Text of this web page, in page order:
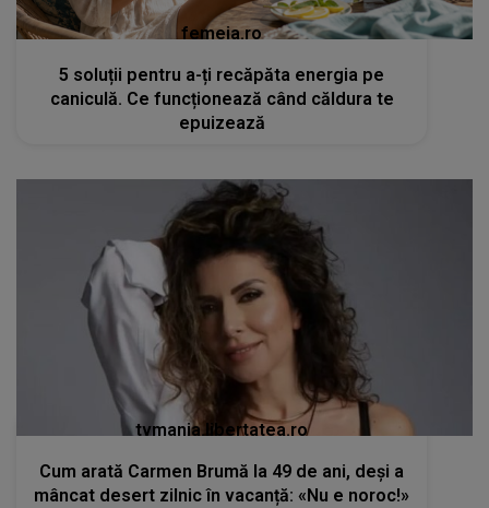
femeia.ro
5 soluții pentru a-ți recăpăta energia pe
caniculă. Ce funcționează când căldura te
epuizează
tvmania.libertatea.ro
Cum arată Carmen Brumă la 49 de ani, deși a
mâncat desert zilnic în vacanță: «Nu e noroc!»